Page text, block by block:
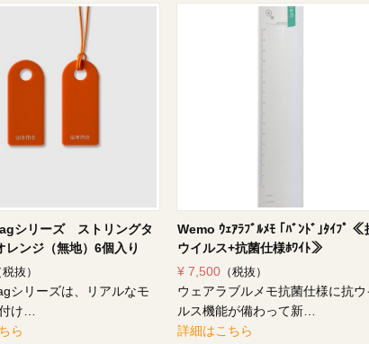
シリーズ ストリングタ
レンジ（無地）6個入り
抜）
シリーズは、リアルなモ
け…
ら
Wemo ｳｪｱﾗﾌﾞﾙﾒﾓ ｢ﾊﾞﾝﾄﾞ｣ﾀｲﾌﾟ ≪
ウイルス+抗菌仕様ﾎﾜｲﾄ≫
¥ 7,500 （税抜）
ウェアラブルメモ抗菌仕様に抗ウ
ルス機能が備わって新…
詳細はこちら